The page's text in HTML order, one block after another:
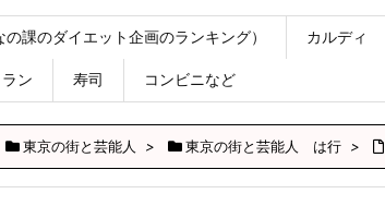
課のダイエット企画のランキング） カルディ
ン 寿司 コンビニなど
東京の街と芸能人 > 東京の街と芸能人 は行 >